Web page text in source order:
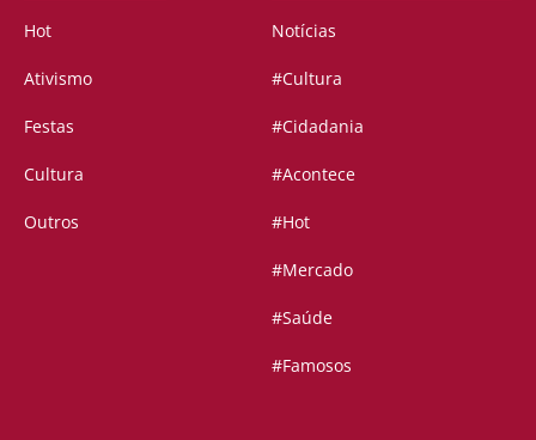
Hot
Ativismo
Festas
Cultura
Outros
Notícias
#Cultura
#Cidadania
#Acontece
#Hot
#Mercado
#Saúde
#Famosos